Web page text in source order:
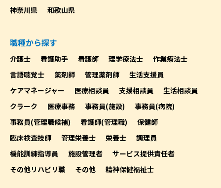
神奈川県
和歌山県
職種から探す
介護士 看護助手 看護師 理学療法士
作業療法士
言語聴覚士
薬剤師 管理薬剤師
生活支援員
ケアマネージャー
医療相談員 支援相談員
生活相談員
クラーク
医療事務 事務員(施設)
事務員(病院)
事務員(管理職候補)
看護師(管理職)
保健師
臨床検査技師
管理栄養士 栄養士
調理員
機能訓練指導員
施設管理者
サービス提供責任者
その他リハビリ職
その他 精神保健福祉士